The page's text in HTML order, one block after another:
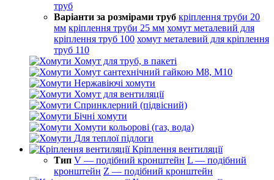
труб
Варіанти за розмірами труб кріплення труби 20
мм кріплення труби 25 мм хомут металевий для
кріплення труб 100 хомут металевий для кріплення
труб 110
Хомут для труб, в пакеті
Хомут сантехнічний гайкою М8, М10
Нержавіючі хомути
Хомут для вентиляції
Спринклерний (підвісний)
Бічні хомути
Хомути кольорові (газ, вода)
Для теплої підлоги
Кріплення вентиляції
Тип V — подібний кронштейн L — подібний
кронштейн Z — подібний кронштейн